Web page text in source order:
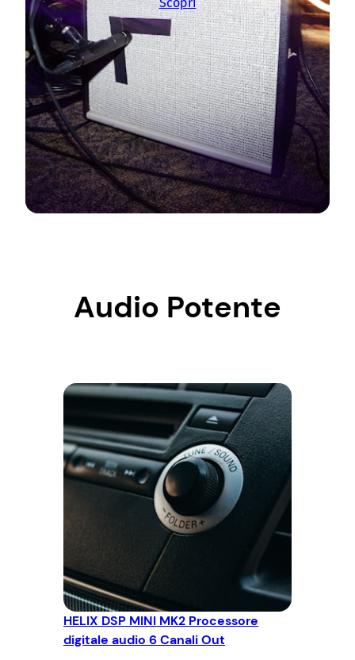
Scopri
Audio Potente
HELIX DSP MINI MK2 Processore
digitale audio 6 Canali Out